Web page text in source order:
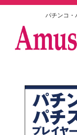
パチンコ・